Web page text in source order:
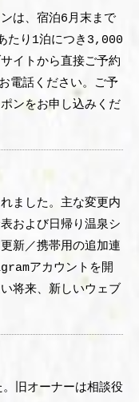
は、宿泊6月末まで
たり1泊につき3,000
イトから直接ご予約
電話ください。ご予
ンをお申し込みくだ
ました。主な変更内
および日帰り温泉シ
新／携帯用の追加連
アカウントを開
将来、新しいウェブ
旧オーナーは相談役